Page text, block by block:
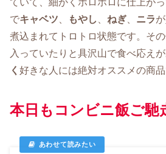
ていて、細かくホロホロに仕上がっ
でキャベツ もやし ねぎ ニラ
煮込まれてトロトロ状態です。そ
入っていたりと具沢山で食べ応えが
く 好きな人には絶対オススメの商品
本日もコンビニ飯ご馳